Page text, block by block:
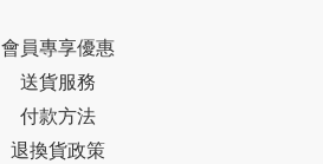
會員專享優惠
送貨服務
付款方法
退換貨政策